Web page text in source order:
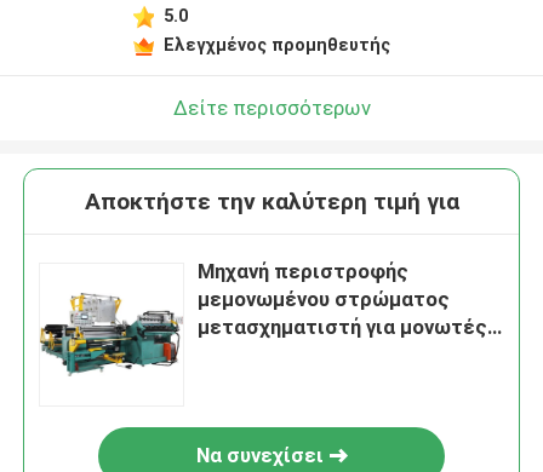
5.0
Ελεγχμένος προμηθευτής
Δείτε περισσότερων
Αποκτήστε την καλύτερη τιμή για
Μηχανή περιστροφής
μεμονωμένου στρώματος
μετασχηματιστή για μονωτές
Να συνεχίσει